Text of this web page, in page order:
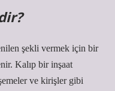
şekli vermek için bir
Kalıp bir inşaat
ve kirişler gibi